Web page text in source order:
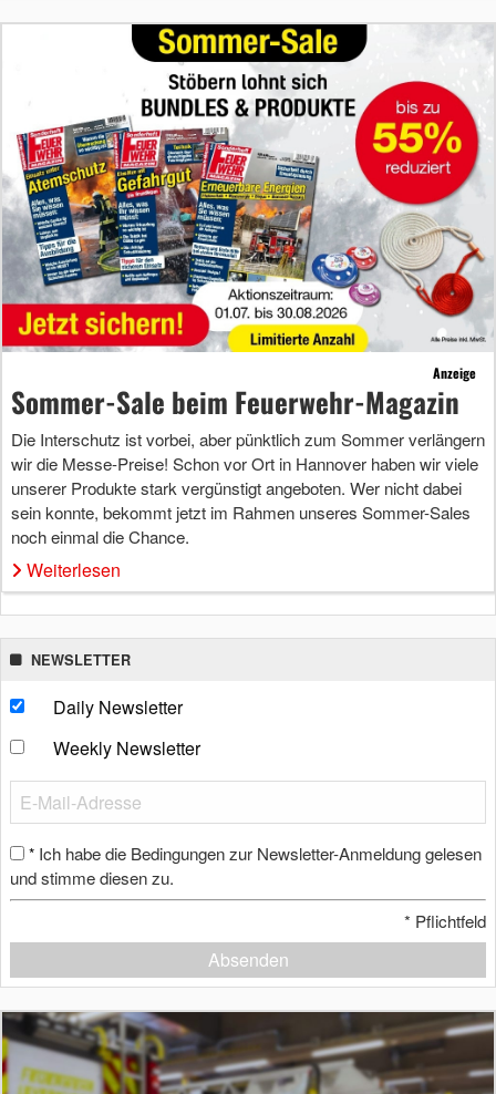
Anzeige
Sommer-Sale beim Feuerwehr-Magazin
Die Interschutz ist vorbei, aber pünktlich zum Sommer verlängern
wir die Messe-Preise! Schon vor Ort in Hannover haben wir viele
unserer Produkte stark vergünstigt angeboten. Wer nicht dabei
sein konnte, bekommt jetzt im Rahmen unseres Sommer-Sales
noch einmal die Chance.
Weiterlesen
NEWSLETTER
Daily Newsletter
Weekly Newsletter
* Ich habe die Bedingungen zur Newsletter-Anmeldung gelesen
und stimme diesen zu.
* Pflichtfeld
Absenden